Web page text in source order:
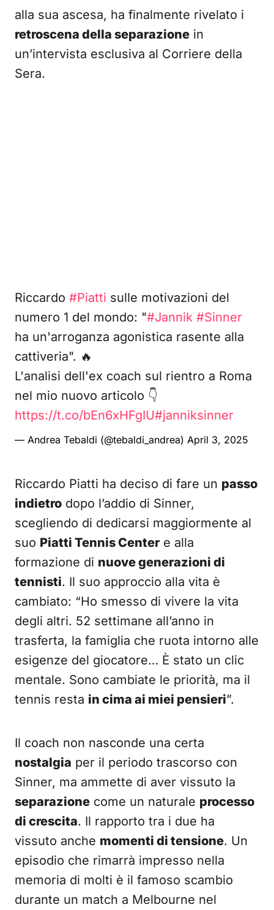
alla sua ascesa, ha finalmente rivelato i
retroscena della separazione in
un’intervista esclusiva al Corriere della
Sera.
Riccardo #Piatti sulle motivazioni del
numero 1 del mondo: "#Jannik #Sinner
ha un'arroganza agonistica rasente alla
cattiveria". 🔥
L'analisi dell'ex coach sul rientro a Roma
nel mio nuovo articolo 👇
https://t.co/bEn6xHFgIU#janniksinner
— Andrea Tebaldi (@tebaldi_andrea) April 3, 2025
Riccardo Piatti ha deciso di fare un passo
indietro dopo l’addio di Sinner,
scegliendo di dedicarsi maggiormente al
suo Piatti Tennis Center e alla
formazione di nuove generazioni di
tennisti. Il suo approccio alla vita è
cambiato: “Ho smesso di vivere la vita
degli altri. 52 settimane all’anno in
trasferta, la famiglia che ruota intorno alle
esigenze del giocatore… È stato un clic
mentale. Sono cambiate le priorità, ma il
tennis resta in cima ai miei pensieri”.
Il coach non nasconde una certa
nostalgia per il periodo trascorso con
Sinner, ma ammette di aver vissuto la
separazione come un naturale processo
di crescita. Il rapporto tra i due ha
vissuto anche momenti di tensione. Un
episodio che rimarrà impresso nella
memoria di molti è il famoso scambio
durante un match a Melbourne nel